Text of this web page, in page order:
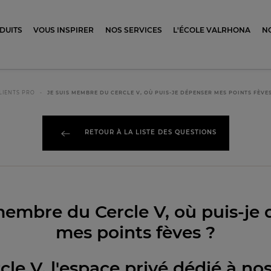
VOUS INSPIRER NOS SERVICES L'ÉCOLE VALRHONA
PRO JE SUIS MEMBRE DU CERCLE V, OÙ PUIS-JE DÉPENSER MES POINTS
RETOUR À LA LISTE DES QUESTIONS
du Cercle V, où puis-je
mes points fèves ?